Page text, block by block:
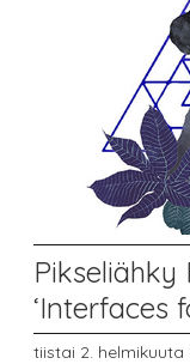
Pikseliähky
‘Interfaces
tiistai 2. helmikuuta